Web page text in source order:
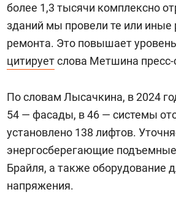
более 1,3 тысячи комплексно
зданий мы провели те или
ремонта. Это повышает
цитируетслова Метшина
По словам Лысачкина, в 2024
54 — фасады, в 46 — системы
установлено 138 лифтов.
энергосберегающие
Брайля, а также оборудование
напряжения.